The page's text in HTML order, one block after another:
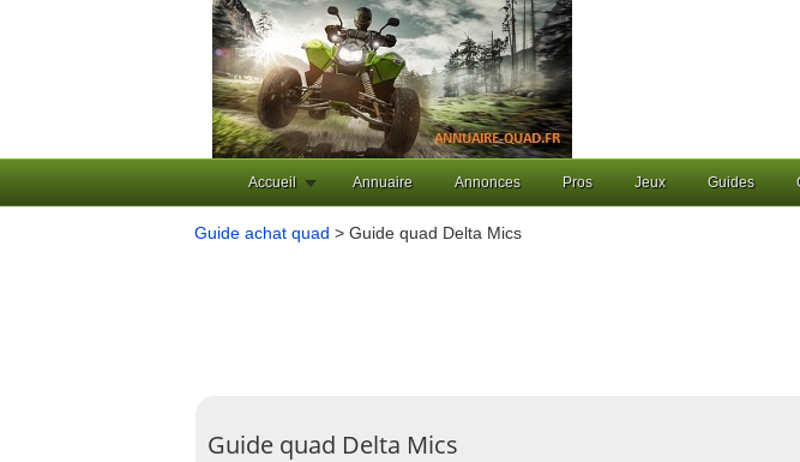
Accueil Annuaire Annonces Pros Jeux Guides
Guide achat quad > Guide quad Delta Mics
Guide quad Delta Mics